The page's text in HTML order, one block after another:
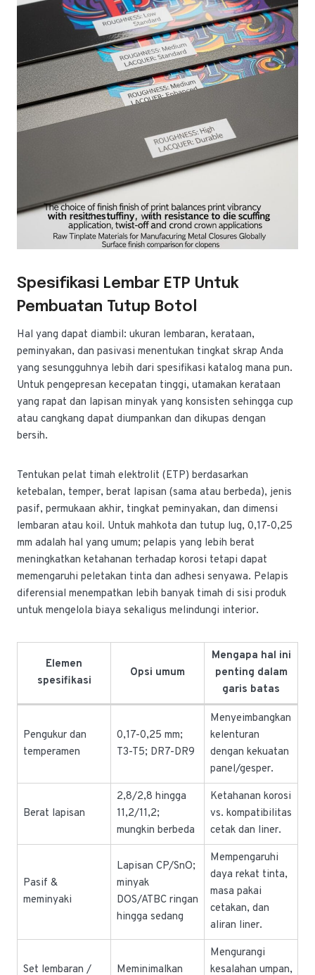
Spesifikasi Lembar ETP Untuk
Pembuatan Tutup Botol
Hal yang dapat diambil: ukuran lembaran, kerataan,
peminyakan, dan pasivasi menentukan tingkat skrap Anda
yang sesungguhnya lebih dari spesifikasi katalog mana pun.
Untuk pengepresan kecepatan tinggi, utamakan kerataan
yang rapat dan lapisan minyak yang konsisten sehingga cup
atau cangkang dapat diumpankan dan dikupas dengan
bersih.
Tentukan pelat timah elektrolit (ETP) berdasarkan
ketebalan, temper, berat lapisan (sama atau berbeda), jenis
pasif, permukaan akhir, tingkat peminyakan, dan dimensi
lembaran atau koil. Untuk mahkota dan tutup lug, 0,17-0,25
mm adalah hal yang umum; pelapis yang lebih berat
meningkatkan ketahanan terhadap korosi tetapi dapat
memengaruhi peletakan tinta dan adhesi senyawa. Pelapis
diferensial menempatkan lebih banyak timah di sisi produk
untuk mengelola biaya sekaligus melindungi interior.
Elemen
spesifikasi
Opsi umum
Mengapa hal ini
penting dalam
garis batas
Pengukur dan
temperamen
0,17-0,25 mm;
T3-T5; DR7-DR9
Menyeimbangkan
kelenturan
dengan kekuatan
panel/gesper.
Berat lapisan
2,8/2,8 hingga
11,2/11,2;
mungkin berbeda
Ketahanan korosi
vs. kompatibilitas
cetak dan liner.
Pasif &
meminyaki
Lapisan CP/SnO;
minyak
DOS/ATBC ringan
hingga sedang
Mempengaruhi
daya rekat tinta,
masa pakai
cetakan, dan
aliran liner.
Set lembaran / Meminimalkan
Mengurangi
kesalahan umpan,